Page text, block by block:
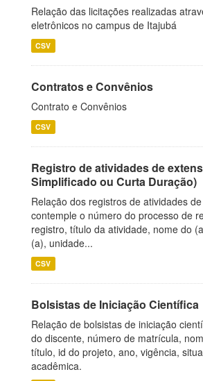
Relação das licitações realizadas
eletrônicos no campus de Itajubá
CSV
Contratos e Convênios
Contrato e Convênios
CSV
Registro de atividades de
Simplificado ou Curta Duração)
Relação dos registros de atividades
contemple o número do processo de
registro, título da atividade, nome do
(a), unidade...
CSV
Bolsistas de Iniciação Científica
Relação de bolsistas de iniciação
do discente, número de matrícula,
título, id do projeto, ano, vigência,
acadêmica.